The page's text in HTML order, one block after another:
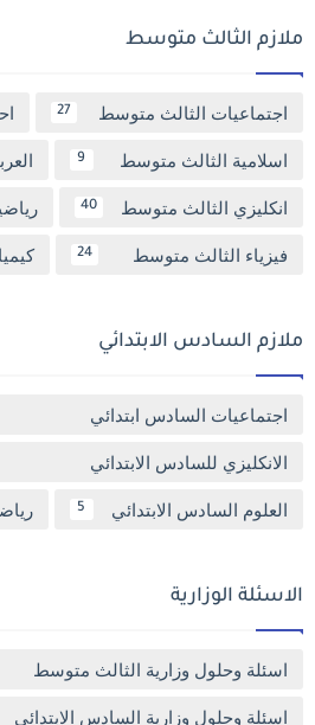
ملازم الثالث متوسط
اجتماعيات الثالث متوسط 27
اسلامية الثالث متوسط 9
انكليزي الثالث متوسط 40
فيزياء الثالث متوسط 24
ملازم السادس الابتدائي
اجتماعيات السادس ابتدائي
الانكليزي للسادس الابتدائي
العلوم السادس الابتدائي 5
الاسئلة الوزارية
اسئلة وحلول وزارية الثالث متوسط
اسئلة وحلول وزارية السادس الابتدائي